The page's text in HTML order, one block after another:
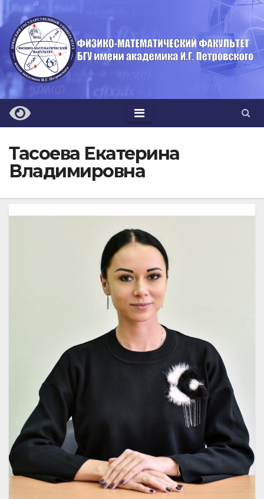
Перейти
к
содержимому
Тасоева Екатерина
Владимировна